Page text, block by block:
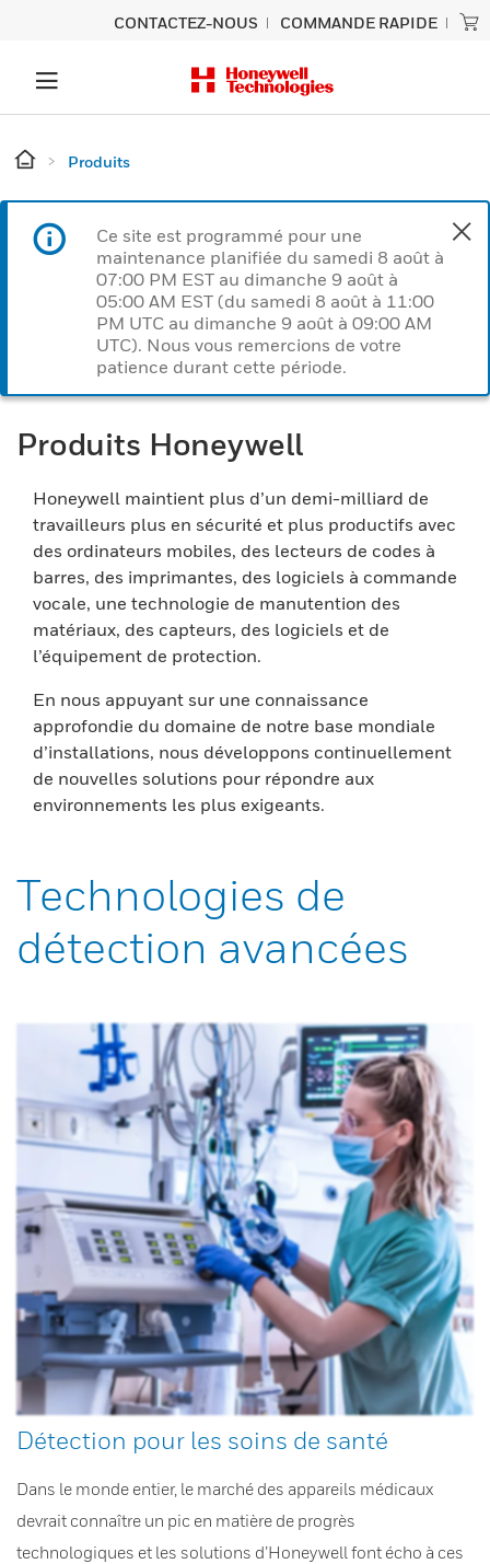
CONTACTEZ-NOUS COMMANDE RAPIDE
Produits
Ce site est programmé pour une
maintenance planifiée du samedi 8 août à
07:00 PM EST au dimanche 9 août à
05:00 AM EST (du samedi 8 août à 11:00
PM UTC au dimanche 9 août à 09:00 AM
UTC). Nous vous remercions de votre
patience durant cette période.
Produits Honeywell
Honeywell maintient plus d’un demi-milliard de
travailleurs plus en sécurité et plus productifs avec
des ordinateurs mobiles, des lecteurs de codes à
barres, des imprimantes, des logiciels à commande
vocale, une technologie de manutention des
matériaux, des capteurs, des logiciels et de
l’équipement de protection.
En nous appuyant sur une connaissance
approfondie du domaine de notre base mondiale
d’installations, nous développons continuellement
de nouvelles solutions pour répondre aux
environnements les plus exigeants.
Technologies de
détection avancées
Détection pour les soins de santé
Dans le monde entier, le marché des appareils médicaux
devrait connaître un pic en matière de progrès
technologiques et les solutions d’Honeywell font écho à ces